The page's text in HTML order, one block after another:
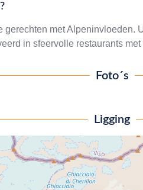
gerechten met
in sfeervolle restaurants
Foto´s
Ligging